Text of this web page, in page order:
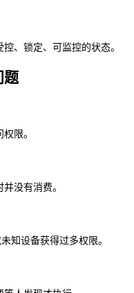
、锁定、可监控的状态。
题
限。
没有消费。
知设备获得过多权限。